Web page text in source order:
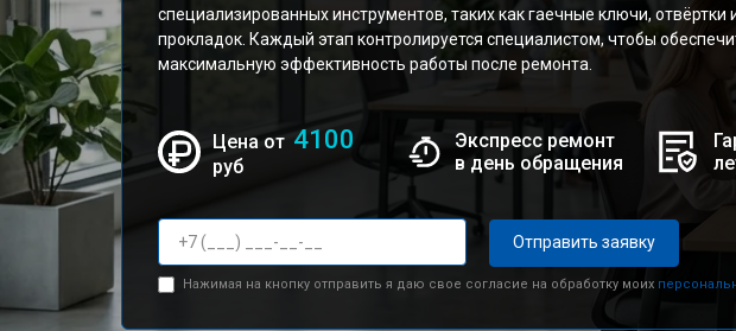
специализированных инструментов, таких как гаечные ключи, отвёртки
прокладок. Каждый этап контролируется специалистом, чтобы
максимальную эффективность работы после ремонта.
Цена от 4100
руб
Экспресс ремонт
в день обращения
Отправить заявку
Нажимая на кнопку отправить я даю свое согласие на обработку моих